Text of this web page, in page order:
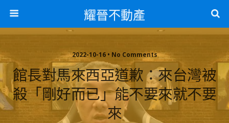
耀晉不動產
2022-10-16 • No Comments
館長對馬來西亞道歉：來台灣被
殺「剛好而已」能不要來就不要
來